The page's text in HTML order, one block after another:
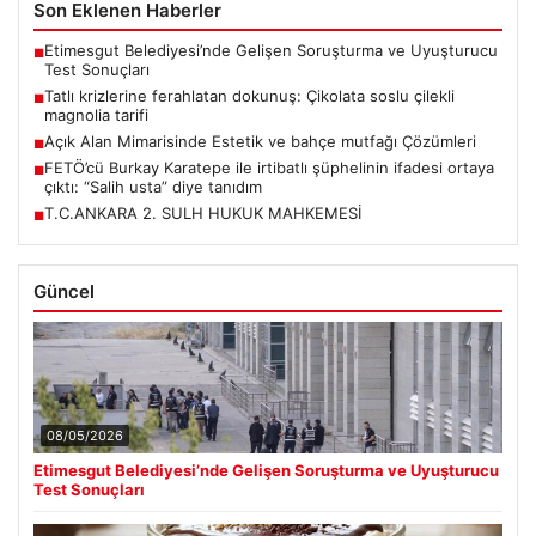
Son Eklenen Haberler
■Etimesgut Belediyesi’nde Gelişen Soruşturma ve Uyuşturucu
Test Sonuçları
■Tatlı krizlerine ferahlatan dokunuş: Çikolata soslu çilekli
magnolia tarifi
■Açık Alan Mimarisinde Estetik ve bahçe mutfağı Çözümleri
■FETÖ’cü Burkay Karatepe ile irtibatlı şüphelinin ifadesi ortaya
çıktı: “Salih usta” diye tanıdım
■T.C.ANKARA 2. SULH HUKUK MAHKEMESİ
Güncel
08/05/2026
Etimesgut Belediyesi’nde Gelişen Soruşturma ve Uyuşturucu
Test Sonuçları